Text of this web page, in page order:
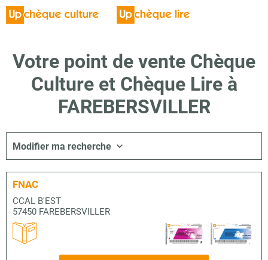
Votre point de vente Chèque
Culture et Chèque Lire à
FAREBERSVILLER
Modifier ma recherche
FNAC
CCAL B'EST
57450 FAREBERSVILLER